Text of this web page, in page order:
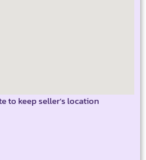
to keep seller’s location